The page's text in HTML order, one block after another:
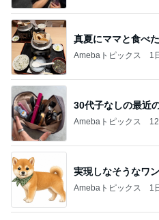
真夏にママと食べ
Amebaトピックス 1
30代子なしの最近
Amebaトピックス
実現しなそうなワ
Amebaトピックス 1